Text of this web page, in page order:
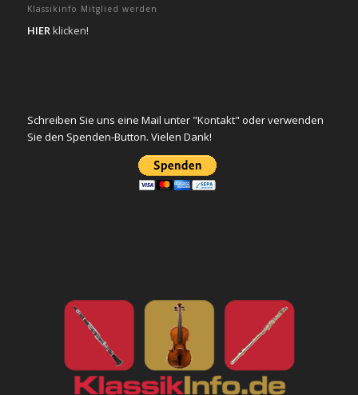
Klassikinfo Mitglied werden
HIERklicken!
Schreiben Sie uns eine Mail unter "Kontakt" oder verwenden
Sie den Spenden-Button. Vielen Dank!